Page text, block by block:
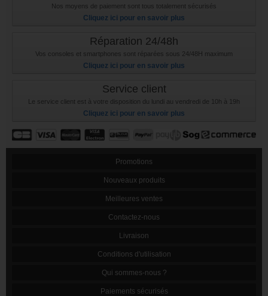
Nos moyens de paiement sont tous totalement sécurisés
Cliquez ici pour en savoir plus
Réparation 24/48h
Vos consoles et smartphones sont réparées sous 24/48H maximum
Cliquez ici pour en savoir plus
Service client
Le service client est à votre disposition du lundi au vendredi de 10h à 19h
Cliquez ici pour en savoir plus
Promotions
Nouveaux produits
Meilleures ventes
Contactez-nous
Livraison
Conditions d'utilisation
Qui sommes-nous ?
Paiements sécurisés